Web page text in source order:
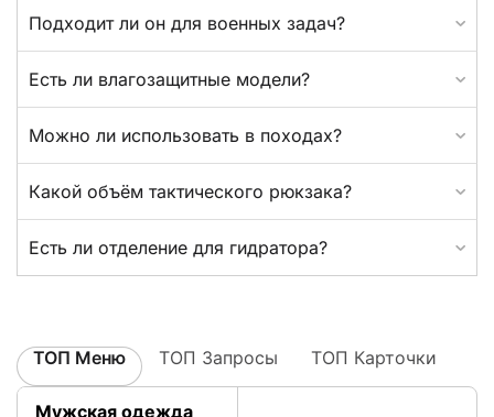
Подходит ли он для военных задач?
Есть ли влагозащитные модели?
Можно ли использовать в походах?
Какой объём тактического рюкзака?
Есть ли отделение для гидратора?
ТОП Меню ТОП Запросы ТОП Карточки
Мужская одежда